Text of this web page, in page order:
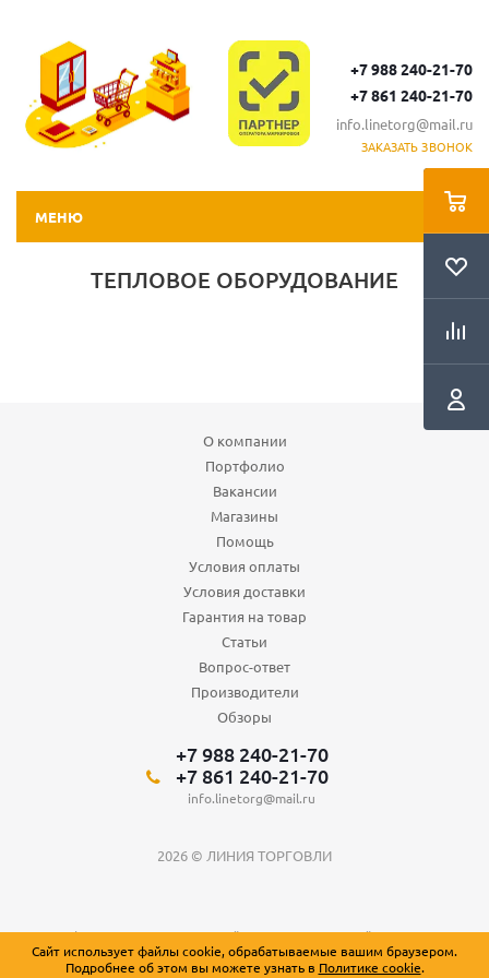
+7 988 240-21-70
+7 861 240-21-70
info.linetorg@mail.ru
ЗАКАЗАТЬ ЗВОНОК
МЕНЮ
ТЕПЛОВОЕ ОБОРУДОВАНИЕ
О компании
Портфолио
Вакансии
Магазины
Помощь
Условия оплаты
Условия доставки
Гарантия на товар
Статьи
Вопрос-ответ
Производители
Обзоры
+7 988 240-21-70
+7 861 240-21-70
info.linetorg@mail.ru
2026 © ЛИНИЯ ТОРГОВЛИ
Вся информация о товарах на сайте носит справочный характер и не
является публичной офертой, определяемой положениями Статьи 437
Сайт использует файлы cookie, обрабатываемые вашим браузером.
Подробнее об этом вы можете узнать в Политике cookie.